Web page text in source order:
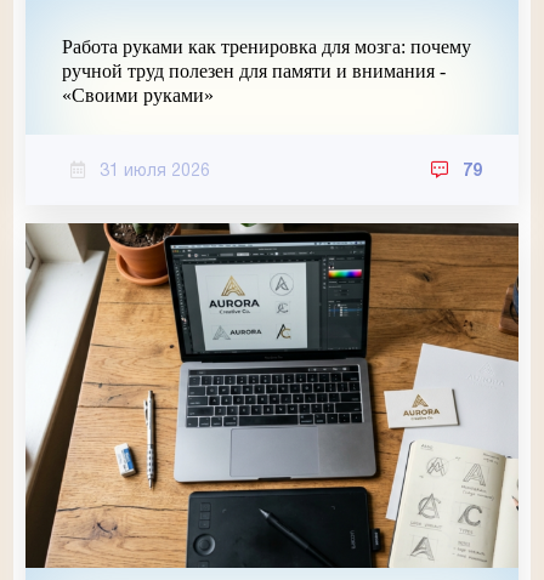
Работа руками как тренировка для мозга: почему
ручной труд полезен для памяти и внимания -
«Своими руками»
31 июля 2026 79